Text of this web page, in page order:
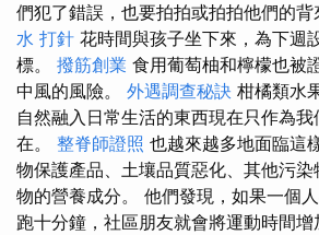
們犯了錯誤，也要拍拍或拍拍他們的背
水 打針 花時間與孩子坐下來，為下週
標。 撥筋創業 食用葡萄柚和檸檬也被
中風的風險。 外遇調查秘訣 柑橘類水
自然融入日常生活的東西現在只作為
在。 整脊師證照 也越來越多地面臨這
物保護產品、土壤品質惡化、其他污
物的營養成分。 他們發現，如果一個
跑十分鐘，社區朋友就會將運動時間